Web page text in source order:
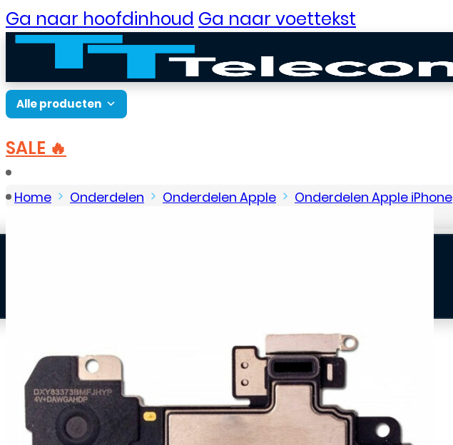
Ga naar hoofdinhoud Ga naar voettekst
Alle producten
SALE 🔥
0
Home Onderdelen Onderdelen Apple Onderdelen Apple iPhone